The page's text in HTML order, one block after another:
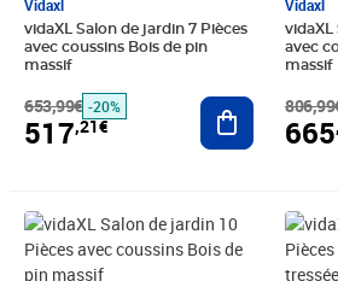
Vidaxl
vidaXL Salon de jardin 7 Pièces
avec coussins Bois de pin
massif
653,99€ -20%
517,21€
Ajouter au
Vidaxl
vidaXL
avec
massif
665
Prix barré 887,99€
Prix 699,86€ Prix
Prix